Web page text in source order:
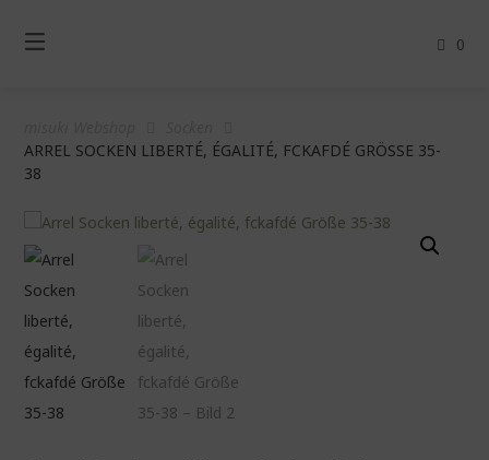
zum
Inhalt
0
ARREL SOCKEN LIBERTÉ, ÉGALITÉ, FCKAFDÉ GRÖSSE 35-3
8